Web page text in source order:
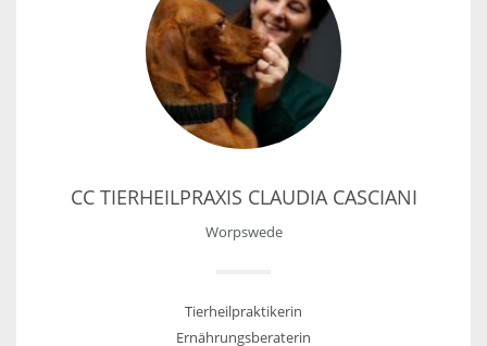
CC TIERHEILPRAXIS CLAUDIA CASCIANI
Worpswede
Tierheilpraktikerin
Ernährungsberaterin